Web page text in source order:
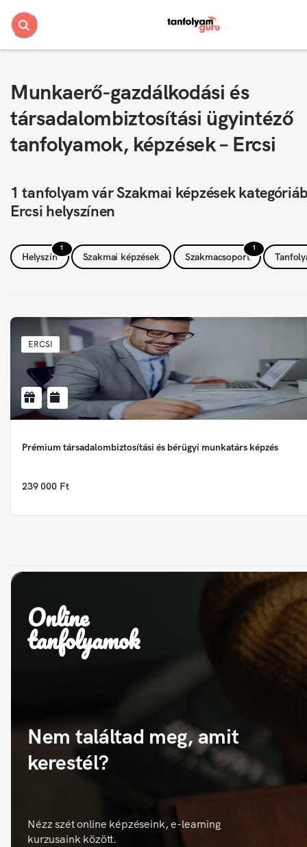
Munkaerő-gazdálkodási és
társadalombiztosítási ügyintéző
tanfolyamok, képzések – Ercsi
1 tanfolyam vár Szakmai képzések
Ercsi helyszínen
1
Helyszín Szakmai képzések
1
Szakmacsoport
ERCSI
Prémium társadalombiztosítási és bérügyi munkatárs képzés
239 000 Ft
Online
tanfolyamok
Nem találtad meg, amit
kerestél?
Nézz szét online képzéseink, e-learning
kurzusaink között.